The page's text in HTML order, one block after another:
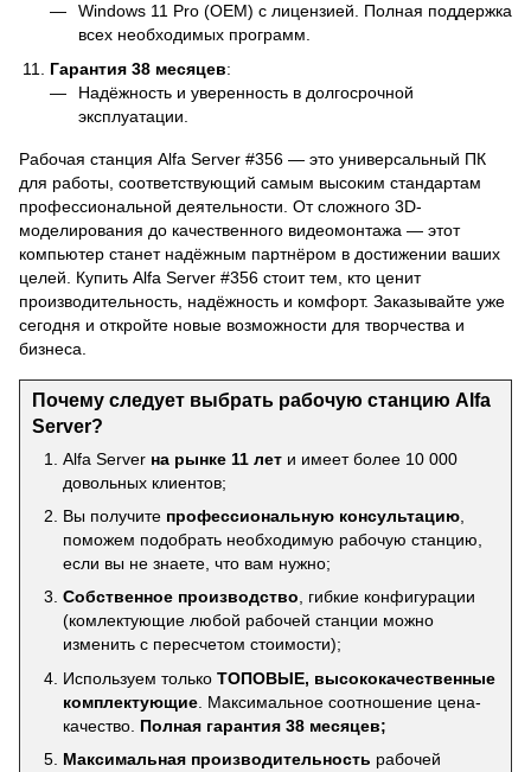
Windows 11 Pro (OEM) с лицензией. Полная поддержка
всех необходимых программ.
Гарантия 38 месяцев:
Надёжность и уверенность в долгосрочной
эксплуатации.
Рабочая станция Alfa Server #356 — это универсальный ПК
для работы, соответствующий самым высоким стандартам
профессиональной деятельности. От сложного 3D-
моделирования до качественного видеомонтажа — этот
компьютер станет надёжным партнёром в достижении ваших
целей. Купить Alfa Server #356 стоит тем, кто ценит
производительность, надёжность и комфорт. Заказывайте уже
сегодня и откройте новые возможности для творчества и
бизнеса.
Почему следует выбрать рабочую станцию Alfa
Server?
Alfa Server на рынке 11 лет и имеет более 10 000
довольных клиентов;
Вы получите профессиональную консультацию
поможем подобрать необходимую рабочую станцию,
если вы не знаете, что вам нужно;
Собственное производство, гибкие конфигурации
(комлектующие любой рабочей станции можно
изменить с пересчетом стоимости);
Используем только ТОПОВЫЕ, высококачественные
комплектующие . Максимальное соотношение цена-
качество. Полная гарантия 38 месяцев;
Максимальная производительность рабочей